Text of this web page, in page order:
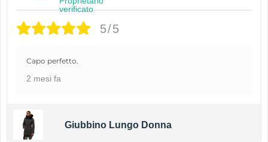
5/5
Capo perfetto.
2 mesi fa
Giubbino Lungo Donna